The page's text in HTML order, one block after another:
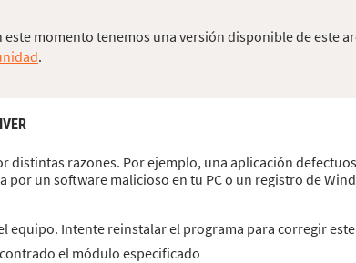
momento tenemos una versión disponible de este
.
razones. Por ejemplo, una aplicación
un software malicioso en tu PC o un registro de
equipo. Intente reinstalar el programa para corregir
el módulo especificado